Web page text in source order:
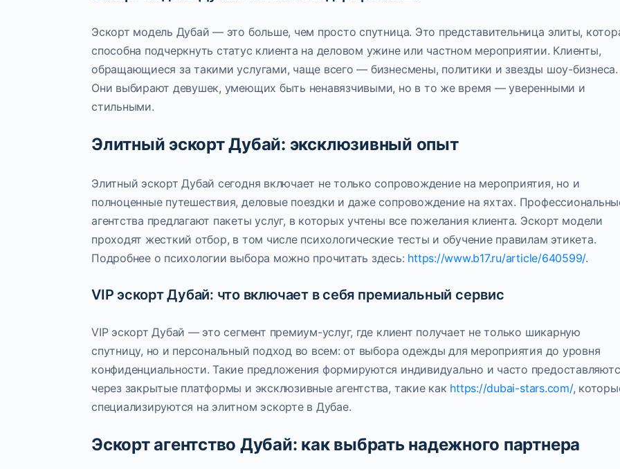
Эскорт модель Дубай — это больше, чем просто спутница. Это представительница элиты,
способна подчеркнуть статус клиента на деловом ужине или частном мероприятии. Клиенты,
обращающиеся за такими услугами, чаще всего — бизнесмены, политики и звезды шоу-бизнеса.
Они выбирают девушек, умеющих быть ненавязчивыми, но в то же время — уверенными и
стильными.
Элитный эскорт Дубай: эксклюзивный опыт
Элитный эскорт Дубай сегодня включает не только сопровождение на мероприятия, но и
полноценные путешествия, деловые поездки и даже сопровождение на яхтах.
агентства предлагают пакеты услуг, в которых учтены все пожелания клиента. Эскорт модели
проходят жесткий отбор, в том числе психологические тесты и обучение правилам этикета.
Подробнее о психологии выбора можно прочитать здесь: https://www.b17.ru/article/640599/.
VIP эскорт Дубай: что включает в себя премиальный сервис
VIP эскорт Дубай — это сегмент премиум-услуг, где клиент получает не только шикарную
спутницу, но и персональный подход во всем: от выбора одежды для мероприятия до уровня
конфиденциальности. Такие предложения формируются индивидуально и часто
через закрытые платформы и эксклюзивные агентства, такие как https://dubai-stars.com/,
специализируются на элитном эскорте в Дубае.
Эскорт агентство Дубай: как выбрать надежного партнера